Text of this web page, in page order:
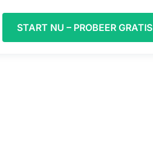
START NU – PROBEER GRATIS